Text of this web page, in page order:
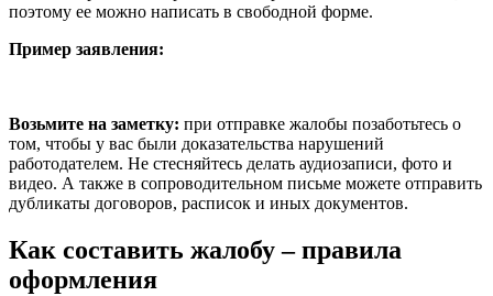
поэтому ее можно написать в свободной форме.
Пример заявления:
Возьмите на заметку: при отправке жалобы позаботьтесь о
том, чтобы у вас были доказательства нарушений
работодателем. Не стесняйтесь делать аудиозаписи, фото и
видео. А также в сопроводительном письме можете отправить
дубликаты договоров, расписок и иных документов.
Как составить жалобу – правила
оформления